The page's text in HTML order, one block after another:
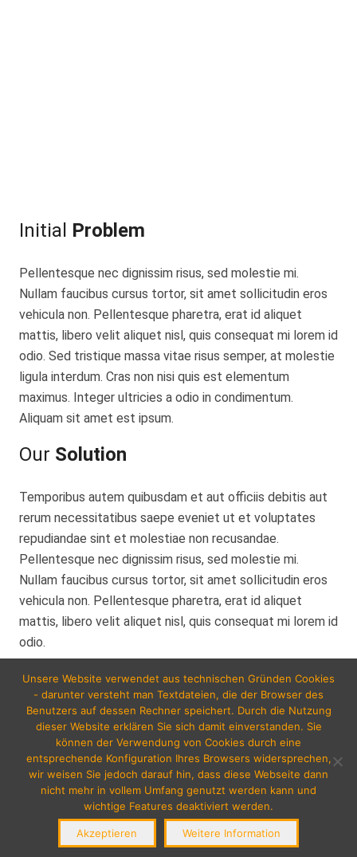
Initial Problem
Pellentesque nec dignissim risus, sed molestie mi.
Nullam faucibus cursus tortor, sit amet sollicitudin eros
vehicula non. Pellentesque pharetra, erat id aliquet
mattis, libero velit aliquet nisl, quis consequat mi lorem id
odio. Sed tristique massa vitae risus semper, at molestie
ligula interdum. Cras non nisi quis est elementum
maximus. Integer ultricies a odio in condimentum.
Aliquam sit amet est ipsum.
Our Solution
Temporibus autem quibusdam et aut officiis debitis aut
rerum necessitatibus saepe eveniet ut et voluptates
repudiandae sint et molestiae non recusandae.
Pellentesque nec dignissim risus, sed molestie mi.
Nullam faucibus cursus tortor, sit amet sollicitudin eros
vehicula non. Pellentesque pharetra, erat id aliquet
mattis, libero velit aliquet nisl, quis consequat mi lorem id
odio.
Es wurden keine Ergebnisse
gefunden.
Unsere Website verwendet aus technischen Gründen Cookies
- darunter versteht man Textdateien, die der Browser des
Benutzers auf dessen Rechner speichert. Durch die Nutzung
dieser Website erklären Sie sich damit einverstanden. Sie
können der Verwendung von Cookies durch eine
entsprechende Konfiguration Ihres Browsers widersprechen,
wir weisen Sie jedoch darauf hin, dass diese Webseite dann
nicht mehr in vollem Umfang genutzt werden kann und
wichtige Features deaktiviert werden.
Akzeptieren Weitere Information